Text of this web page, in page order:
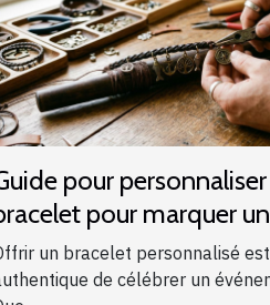
pour
pour marquer un
spécial
un bracelet personnalisé
de célébrer un